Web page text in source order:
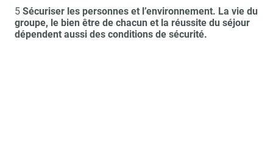
5 Sécuriser les personnes et l’environnement. La vie du
groupe, le bien être de chacun et la réussite du séjour
dépendent aussi des conditions de sécurité.